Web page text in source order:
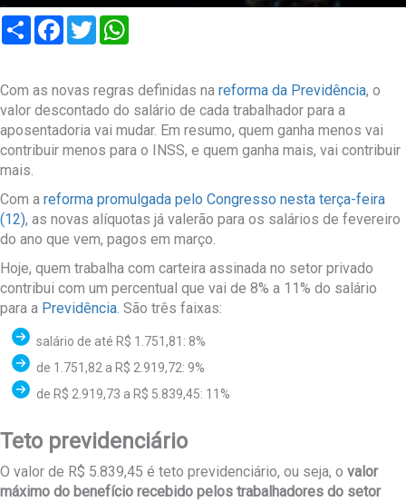
Compartilhar
Facebook
Twitter
Com as novas regras definidas na reforma da Previdência, o
valor descontado do salário de cada trabalhador para a
aposentadoria vai mudar. Em resumo, quem ganha menos vai
contribuir menos para o INSS, e quem ganha mais, vai contribuir
mais.
Com a reforma promulgada pelo Congresso nesta terça-feira
(12), as novas alíquotas já valerão para os salários de fevereiro
do ano que vem, pagos em março.
Hoje, quem trabalha com carteira assinada no setor privado
contribui com um percentual que vai de 8% a 11% do salário
para a Previdência. São três faixas:
salário de até R$ 1.751,81: 8%
de 1.751,82 a R$ 2.919,72: 9%
de R$ 2.919,73 a R$ 5.839,45: 11%
Teto previdenciário
O valor de R$ 5.839,45 é teto previdenciário, ou seja, o valor
máximo do benefício recebido pelos trabalhadores do setor